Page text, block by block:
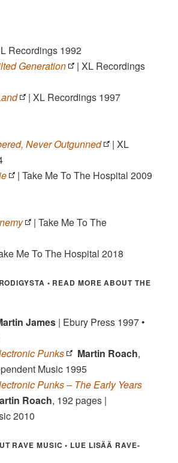
Recordings 1992
Generation
| XL Recordings
| XL Recordings 1997
Never Outgunned
| XL
| Take Me To The Hospital 2009
| Take Me To The
Me To The Hospital 2018
• READ MORE ABOUT THE
James | Ebury Press 1997 •
Punks
Martin Roach,
Music 1995
Punks – The Early Years
Roach, 192 pages |
2010
RAVE MUSIC • LUE LISÄÄ RAVE-